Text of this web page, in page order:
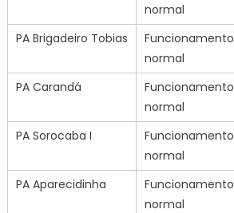
normal
PA Brigadeiro Tobias
Funcionamento
normal
PA Carandá
Funcionamento
normal
PA Sorocaba I
Funcionamento
normal
PA Aparecidinha
Funcionamento
normal